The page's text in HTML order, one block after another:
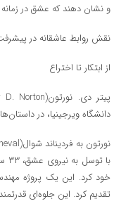
و نشان دهند که عشق در
نقش روابط عاشقانه در
از ابتکار تا اختراع
دانشگاه ویرجینیا، در
خود کرد. این یک پروژه
تقدیم کرد. این جلوه‌ای